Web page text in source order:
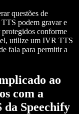
questões de
TTS podem gravar e
protegidos conforme
utilize um IVR TTS
fala para permitir a
ao
com a
da Speechify